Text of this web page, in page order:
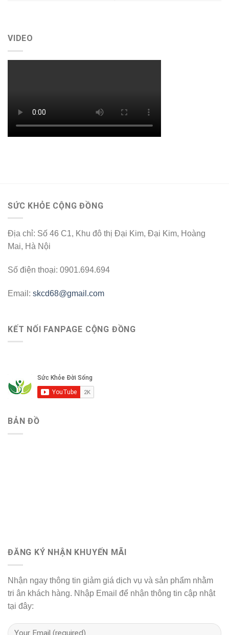
VIDEO
SỨC KHỎE CỘNG ĐỒNG
Địa chỉ: Số 46 C1, Khu đô thị Đại Kim, Đại Kim, Hoàng
Mai, Hà Nội
Số điện thoại: 0901.694.694
Email: skcd68@gmail.com
KẾT NỐI FANPAGE CỘNG ĐỒNG
BẢN ĐỒ
ĐĂNG KÝ NHẬN KHUYẾN MÃI
Nhận ngay thông tin giảm giá dịch vụ và sản phẩm nhằm
tri ân khách hàng. Nhập Email để nhận thông tin cập nhật
tại đây: